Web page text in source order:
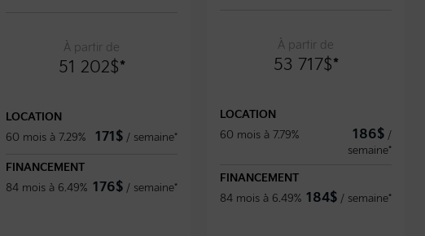
À partir de
51 202$*
LOCATION
60 mois à 7.29%
171 $ / semaine*
FINANCEMENT
84 mois à 6.49% 176$ / semaine*
À partir de
53 717$*
LOCATION
60 mois à 7.79%
186$ /
semaine*
FINANCEMENT
84 mois à 6.49% 184$ / semaine*